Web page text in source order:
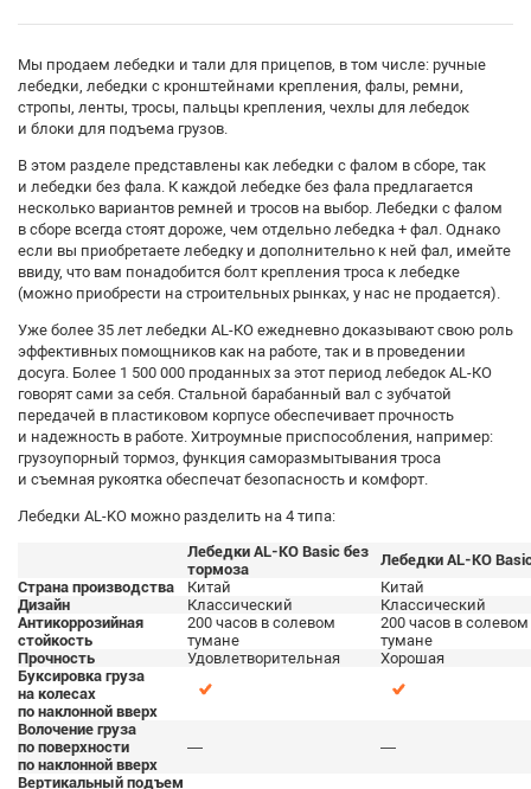
Мы продаем лебедки и тали для прицепов, в том числе: ручные
лебедки, лебедки с кронштейнами крепления, фалы, ремни,
стропы, ленты, тросы, пальцы крепления, чехлы для лебедок
и блоки для подъема грузов.
В этом разделе представлены как лебедки с фалом в сборе, так
и лебедки без фала. К каждой лебедке без фала предлагается
несколько вариантов ремней и тросов на выбор. Лебедки с фалом
в сборе всегда стоят дороже, чем отдельно лебедка + фал. Однако
если вы приобретаете лебедку и дополнительно к ней фал, имейте
ввиду, что вам понадобится болт крепления троса к лебедке
(можно приобрести на строительных рынках, у нас не продается).
Уже более 35 лет лебедки АL-КО ежедневно доказывают свою роль
эффективных помощников как на работе, так и в проведении
досуга. Более 1 500 000 проданных за этот период лебедок АL-КО
говорят сами за себя. Стальной барабанный вал с зубчатой
передачей в пластиковом корпусе обеспечивает прочность
и надежность в работе. Хитроумные приспособления, например:
грузоупорный тормоз, функция саморазмытывания троса
и съемная рукоятка обеспечат безопасность и комфорт.
Лебедки AL-KO можно разделить на 4 типа:
Лебедки AL-KO Basic без
тормоза
Лебедки AL-KO
Страна производства
Китай
Китай
Дизайн
Классический
Классический
Антикоррозийная
стойкость
200 часов в солевом
тумане
200 часов в солевом
тумане
Прочность
Удовлетворительная
Хорошая
Буксировка груза
на колесах
по наклонной вверх
Волочение груза
по поверхности
по наклонной вверх
—
—
Вертикальный подъем